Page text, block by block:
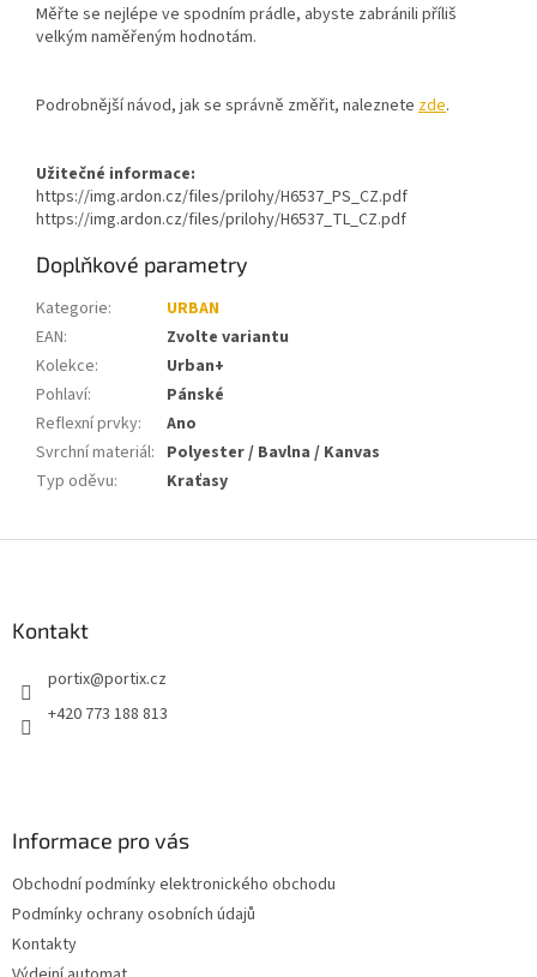
Měřte se nejlépe ve spodním prádle, abyste zabránili příliš
velkým naměřeným hodnotám.
Podrobnější návod, jak se správně změřit, naleznete zde.
Užitečné informace:
https://img.ardon.cz/files/prilohy/H6537_PS_CZ.pdf
https://img.ardon.cz/files/prilohy/H6537_TL_CZ.pdf
Doplňkové parametry
Kategorie:
URBAN
EAN:
Zvolte variantu
Kolekce:
Urban+
Pohlaví:
Pánské
Reflexní prvky:
Ano
Svrchní materiál: Polyester / Bavlna / Kanvas
Typ oděvu: Kraťasy
Kontakt
portix@portix.cz
+420 773 188 813
Informace pro vás
Obchodní podmínky elektronického obchodu
Podmínky ochrany osobních údajů
Kontakty